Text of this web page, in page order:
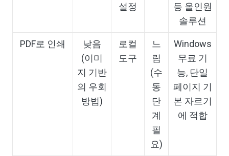
설정
등 올인원
솔루션
PDF로 인쇄
낮음
(이미
지 기반
의 우회
방법)
로컬
도구
느
림
(수
동
단
계
필
요)
Windows
무료 기
능, 단일
페이지 기
본 자르기
에 적합